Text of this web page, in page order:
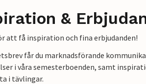
&
att få inspiration och fina erbjudanden!
får du marknadsförande
i våra semesterboenden, samt
i tävlingar.